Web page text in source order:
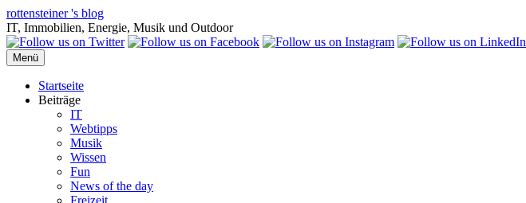
Zum
Inhalt
springen
rottensteiner 's blog
IT, Immobilien, Energie, Musik und Outdoor
Menü
Startseite
Beiträge
IT
Webtipps
Musik
Wissen
Fun
News of the day
Freizeit